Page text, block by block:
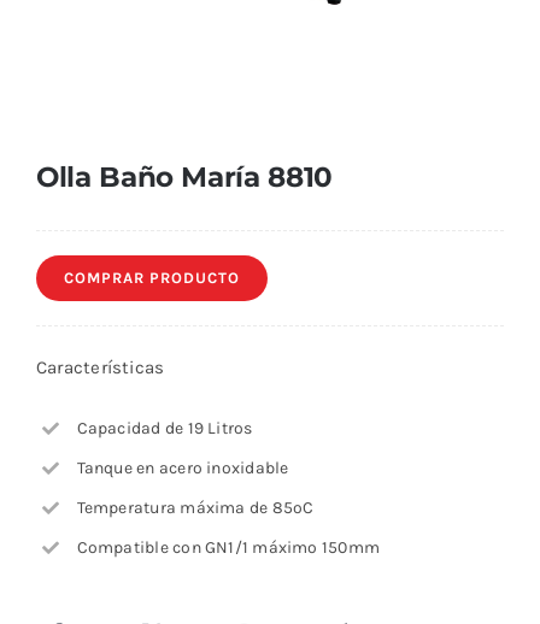
Olla Baño María 8810
COMPRAR PRODUCTO
Características
Capacidad de 19 Litros
Tanque en acero inoxidable
Temperatura máxima de 85ºC
Compatible con GN1/1 máximo 150mm